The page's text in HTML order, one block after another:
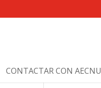
CONTACTAR CON AECNU